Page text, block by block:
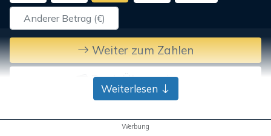
Weiter zum Zahlen
Bank-Überweisung
Weiterlesen
Werbung